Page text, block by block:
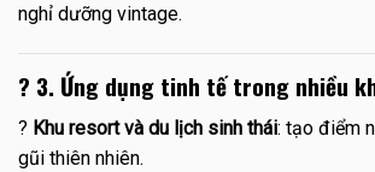
nghỉ dưỡng vintage.
? 3. Ứng dụng tinh tế trong nhiều
? Khu resort và du lịch sinh thái: tạo điểm
gũi thiên nhiên.